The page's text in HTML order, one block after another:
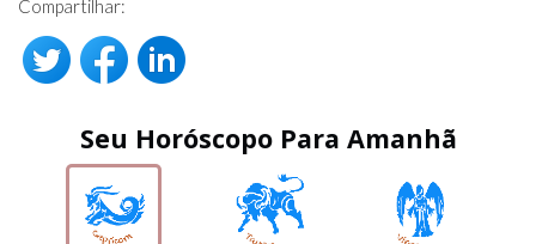
Compartilhar:
Seu Horóscopo Para Amanhã